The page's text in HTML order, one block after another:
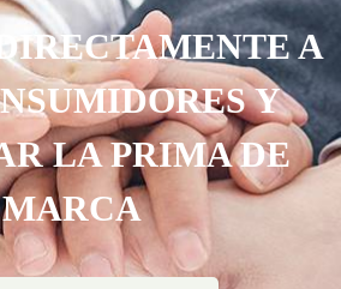
A
Y
LA PRIMA DE
MARCA